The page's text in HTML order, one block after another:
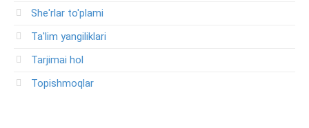
She'rlar to'plami
Ta'lim yangiliklari
Tarjimai hol
Topishmoqlar